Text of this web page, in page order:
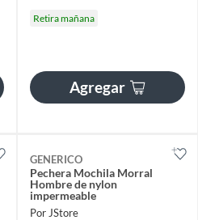
Retira mañana
Agregar
GENERICO
Pechera Mochila Morral
Hombre de nylon
impermeable
Por JStore